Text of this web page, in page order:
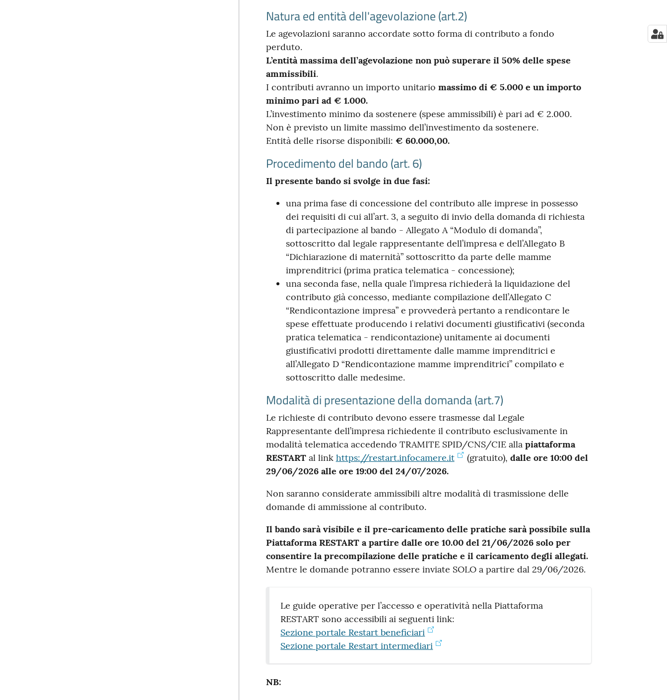
Natura ed entità dell'agevolazione (art.2)
Le agevolazioni saranno accordate sotto forma di contributo a fondo
perduto.
L’entità massima dell’agevolazione non può superare il 50% delle spese
ammissibili.
I contributi avranno un importo unitario massimo di € 5.000 e un importo
minimo pari ad € 1.000.
L’investimento minimo da sostenere (spese ammissibili) è pari ad € 2.000.
Non è previsto un limite massimo dell’investimento da sostenere.
Entità delle risorse disponibili: € 60.000,00.
Procedimento del bando (art. 6)
Il presente bando si svolge in due fasi:
una prima fase di concessione del contributo alle imprese in possesso
dei requisiti di cui all’art. 3, a seguito di invio della domanda di richiesta
di partecipazione al bando - Allegato A “Modulo di domanda”,
sottoscritto dal legale rappresentante dell’impresa e dell’Allegato B
“Dichiarazione di maternità” sottoscritto da parte delle mamme
imprenditrici (prima pratica telematica - concessione);
una seconda fase, nella quale l’impresa richiederà la liquidazione del
contributo già concesso, mediante compilazione dell’Allegato C
“Rendicontazione impresa” e provvederà pertanto a rendicontare le
spese effettuate producendo i relativi documenti giustificativi (seconda
pratica telematica - rendicontazione) unitamente ai documenti
giustificativi prodotti direttamente dalle mamme imprenditrici e
all’Allegato D “Rendicontazione mamme imprenditrici” compilato e
sottoscritto dalle medesime.
Modalità di presentazione della domanda (art.7)
Le richieste di contributo devono essere trasmesse dal Legale
Rappresentante dell’impresa richiedente il contributo esclusivamente in
modalità telematica accedendo TRAMITE SPID/CNS/CIE alla piattaforma
RESTARTal link https://restart.infocamere.it (gratuito), dalle ore 10:00 del
29/06/2026 alle ore 19:00 del 24/07/2026.
Non saranno considerate ammissibili altre modalità di trasmissione delle
domande di ammissione al contributo.
Il bando sarà visibile e il pre-caricamento delle pratiche sarà possibile sulla
Piattaforma RESTART a partire dalle ore 10.00 del 21/06/2026 solo per
consentire la precompilazione delle pratiche e il caricamento degli allegati.
Mentre le domande potranno essere inviate SOLO a partire dal 29/06/2026.
Le guide operative per l’accesso e operatività nella Piattaforma
RESTART sono accessibili ai seguenti link:
Sezione portale Restart beneficiari
Sezione portale Restart intermediari
NB: